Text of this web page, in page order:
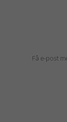
Få e-post